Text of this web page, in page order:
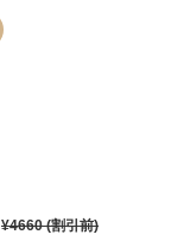
¥4660(割引前)